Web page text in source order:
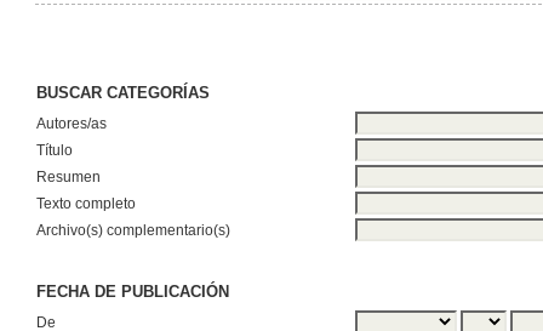
BUSCAR CATEGORÍAS
Autores/as
Título
Resumen
Texto completo
Archivo(s) complementario(s)
FECHA DE PUBLICACIÓN
De